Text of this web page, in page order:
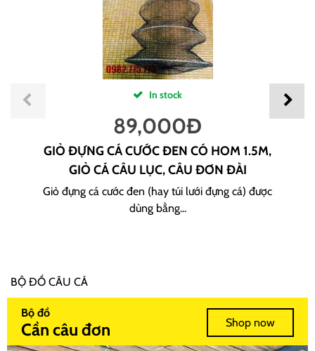
In stock
89,000Đ
GIỎ ĐỰNG CÁ CƯỚC ĐEN CÓ HOM 1.5M,
GIỎ CÁ CÂU LỤC, CÂU ĐƠN ĐÀI
Giỏ đựng cá cước đen (hay túi lưới đựng cá) được
dùng bằng...
BỘ ĐỒ CÂU CÁ
Bộ đồ
Cần câu đơn Shop now